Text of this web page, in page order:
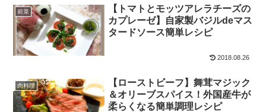
前菜
【トマトとモッツアレラチーズの
カプレーゼ】自家製バジルdeマス
タードソース簡単レシピ
2018.08.26
肉料理
【ローストビーフ】舞茸マジック
＆オリーブスパイス！外国産牛が
柔らくなる簡単調理レシピ